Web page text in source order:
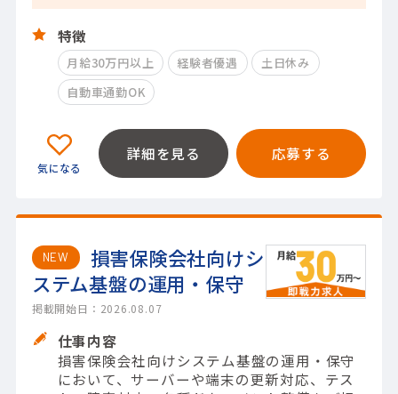
特徴
月給30万円以上 経験者優遇
土日休み
自動車通勤OK
詳細を見る 応募する
NEW
損害保険会社向けシ
ステム基盤の運用・保守
掲載開始日：2026.08.07
仕事内容
損害保険会社向けシステム基盤の運用・保守
において、サーバーや端末の更新対応、テス